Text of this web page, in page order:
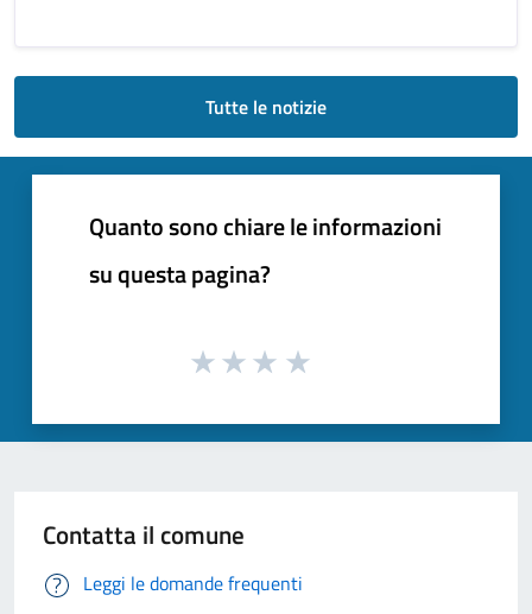
Tutte le notizie
Quanto sono chiare le informazioni
su questa pagina?
Contatta il comune
Leggi le domande frequenti